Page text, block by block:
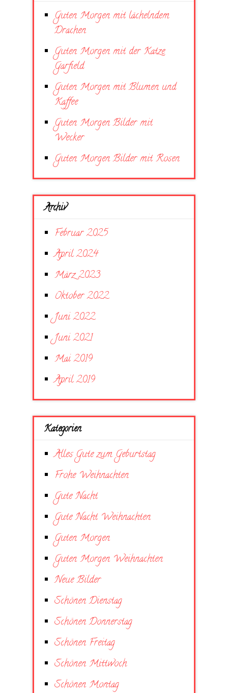
Guten Morgen mit lächelndem
Drachen
Guten Morgen mit der Katze
Garfield
Guten Morgen mit Blumen und
Kaffee
Guten Morgen Bilder mit
Wecker
Guten Morgen Bilder mit Rosen
Archiv
Februar 2025
April 2024
März 2023
Oktober 2022
Juni 2022
Juni 2021
Mai 2019
April 2019
Kategorien
Alles Gute zum Geburtstag
Frohe Weihnachten
Gute Nacht
Gute Nacht Weihnachten
Guten Morgen
Guten Morgen Weihnachten
Neue Bilder
Schönen Dienstag
Schönen Donnerstag
Schönen Freitag
Schönen Mittwoch
Schönen Montag